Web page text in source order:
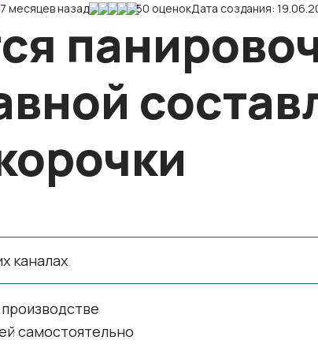
7 месяцев назад 50 оценокДата создания:
каналах
самостоятельно